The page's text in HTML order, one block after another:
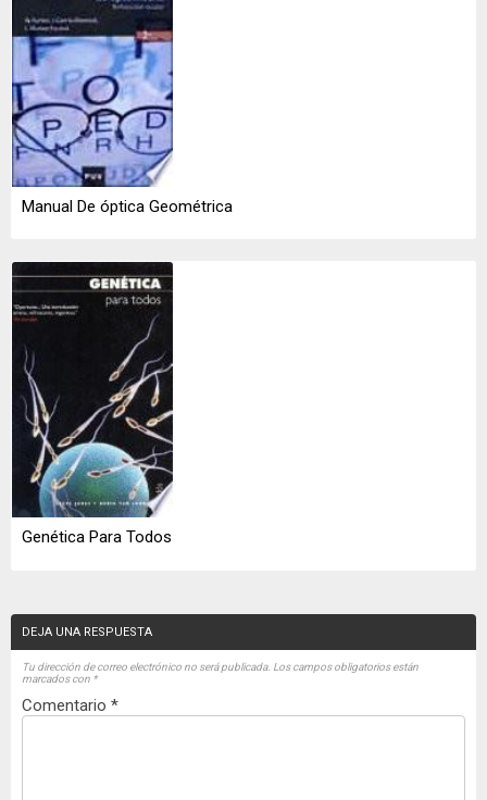
Manual De óptica Geométrica
Genética Para Todos
DEJA UNA RESPUESTA
Tu dirección de correo electrónico no será publicada. Los campos obligatorios están
marcados con *
Comentario *